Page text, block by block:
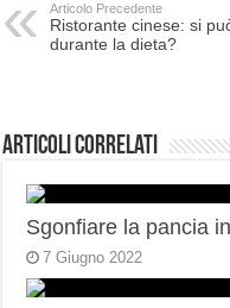
Articolo Precedente
Ristorante cinese: si
durante la dieta?
Articoli correlati
Sgonfiare la pancia
7 Giugno 2022